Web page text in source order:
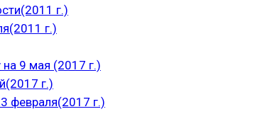
г.)
г.)
9 мая (2017 г.)
г.)
февраля(2017 г.)